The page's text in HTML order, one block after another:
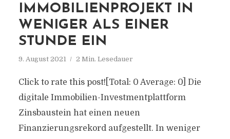
IMMOBILIENPROJEKT IN
WENIGER ALS EINER
STUNDE EIN
9. August 2021 2 Min. Lesedauer
Click to rate this post![Total: 0 Average: 0] Die
digitale Immobilien-Investmentplattform
Zinsbaustein hat einen neuen
Finanzierungsrekord aufgestellt. In weniger